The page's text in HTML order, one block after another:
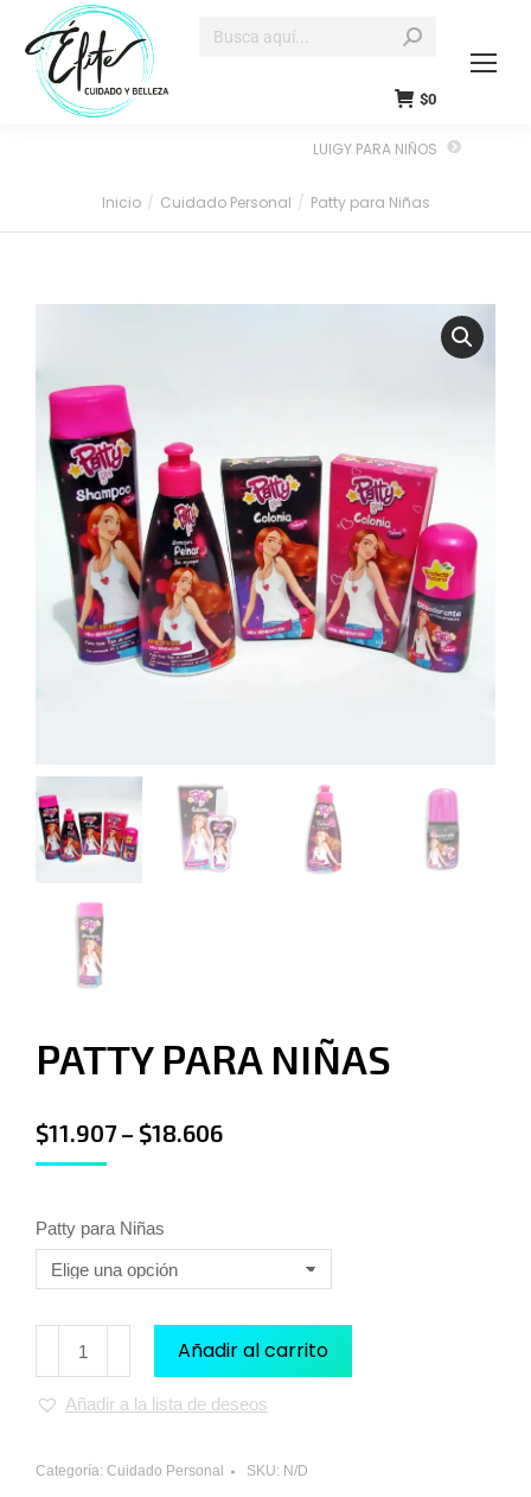
$0
Estás aquí:Inicio Cuidado Personal Patty para Niñas
LUIGY PARA NIÑOS
PATTY PARA NIÑAS
$11.907– $18.606
Patty para Niñas
Añadir al carrito
Añadir a la lista de deseos
Categoría: Cuidado Personal SKU: N/D